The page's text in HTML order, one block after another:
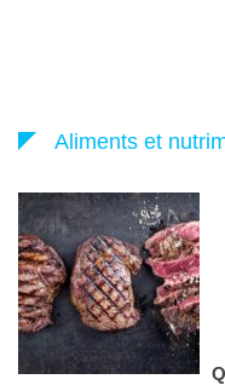
Aliments et